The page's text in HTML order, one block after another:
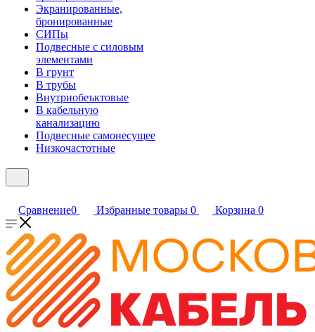
Экранированные,
бронированные
СИПы
Подвесные с силовым
элементами
В грунт
В трубы
Внутриобеъктовые
В кабельную
канализацию
Подвесные самонесущее
Низкочастотные
Сравнение0 Избранные товары 0 Корзина 0